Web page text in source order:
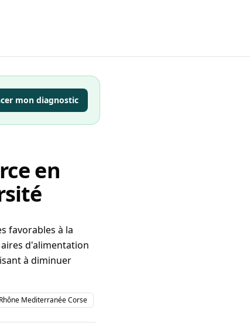
mon diagnostic
en
favorables à la
d'alimentation
à diminuer
Mediterranée Corse